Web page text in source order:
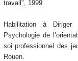
travail", 1999
Habilitation à Diriger
Psychologie de
soi professionnel des
Rouen.